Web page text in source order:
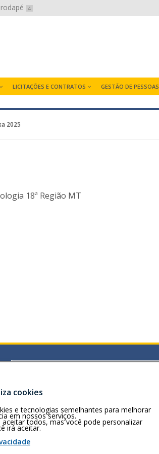
4
LICITAÇÕES E CONTRATOS GESTÃO DE PESSOAS
2025
18ª Região MT
Buscar
cookies
e tecnologias semelhantes para melhorar
em nossos serviços.
aceitar todos, mas você pode personalizar
irá aceitar.